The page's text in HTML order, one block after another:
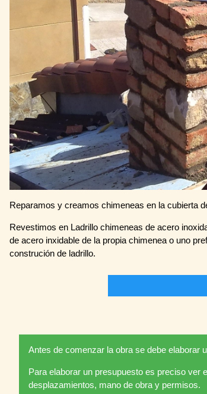
Reparamos y creamos chimeneas en la cubierta
Revestimos en Ladrillo chimeneas de acero
de acero inxidable de la propia chimenea o uno
construción de ladrillo.
Antes de comenzar la obra se debe elaborar
Para elaborar un presupuesto es preciso ver
desplazamientos, mano de obra y permisos.